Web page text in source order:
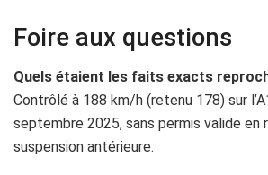
Foire aux questions
Quels étaient les faits exacts
Contrôlé à 188 km/h (retenu 178) sur
septembre 2025, sans permis valide en
suspension antérieure.